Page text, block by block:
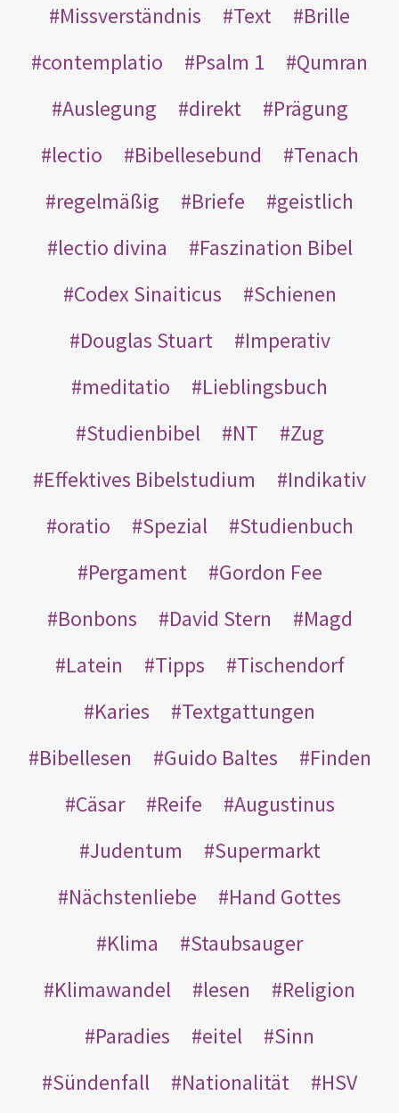
Missverständnis
Text
Brille
contemplatio
Psalm 1
Qumran
Auslegung
direkt
Prägung
lectio
Bibellesebund
Tenach
regelmäßig
Briefe
geistlich
lectio divina
Faszination Bibel
Codex Sinaiticus
Schienen
Douglas Stuart
Imperativ
meditatio
Lieblingsbuch
Studienbibel
NT
Zug
Effektives Bibelstudium
Indikativ
oratio
Spezial
Studienbuch
Pergament
Gordon Fee
Bonbons
David Stern
Magd
Latein
Tipps
Tischendorf
Karies
Textgattungen
Bibellesen
Guido Baltes
Finden
Cäsar
Reife
Augustinus
Judentum
Supermarkt
Nächstenliebe
Hand Gottes
Klima
Staubsauger
Klimawandel
lesen
Religion
Paradies
eitel
Sinn
Sündenfall
Nationalität
HSV